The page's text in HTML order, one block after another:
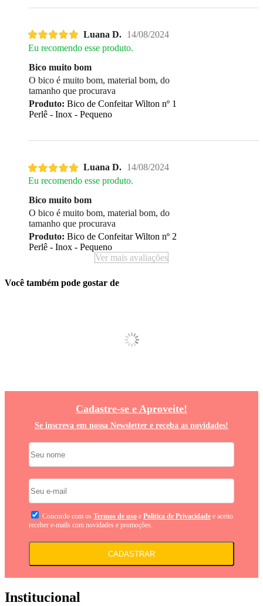
Luana D. 14/08/2024
Eu recomendo esse produto.
Bico muito bom
O bico é muito bom, material bom, do
tamanho que procurava
Produto: Bico de Confeitar Wilton nº 1
Perlê - Inox - Pequeno
Luana D. 14/08/2024
Eu recomendo esse produto.
Bico muito bom
O bico é muito bom, material bom, do
tamanho que procurava
Produto: Bico de Confeitar Wilton nº 2
Perlê - Inox - Pequeno
Ver mais avaliações
Você também pode gostar de
Cadastre-se e Aproveite!
Se inscreva em nossa Newsletter e receba as novidades!
Concordo com os Termos de uso e Politica de Privacidade e aceito
receber e-mails com novidades e promoções.
CADASTRAR
Institucional